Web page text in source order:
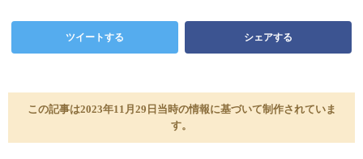
ツイートする シェアする
この記事は2023年11月29日当時の情報に基づいて制作されていま
す。